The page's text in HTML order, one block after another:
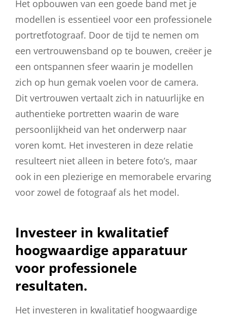
Het opbouwen van een goede band met je
modellen is essentieel voor een professionele
portretfotograaf. Door de tijd te nemen om
een vertrouwensband op te bouwen, creëer je
een ontspannen sfeer waarin je modellen
zich op hun gemak voelen voor de camera.
Dit vertrouwen vertaalt zich in natuurlijke en
authentieke portretten waarin de ware
persoonlijkheid van het onderwerp naar
voren komt. Het investeren in deze relatie
resulteert niet alleen in betere foto’s, maar
ook in een plezierige en memorabele ervaring
voor zowel de fotograaf als het model.
Investeer in kwalitatief
hoogwaardige apparatuur
voor professionele
resultaten.
Het investeren in kwalitatief hoogwaardige